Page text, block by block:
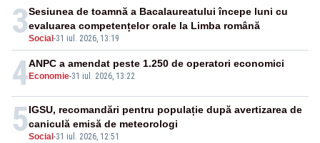
3Social -31 iul. 2026, 13:19
Sesiunea de toamnă a Bacalaureatului începe luni cu
evaluarea competențelor orale la Limba română
4 Economie-31 iul. 2026, 13:22
ANPC a amendat peste 1.250 de operatori economici
5Social -31 iul. 2026, 12:51
IGSU, recomandări pentru populație după avertizarea de
caniculă emisă de meteorologi